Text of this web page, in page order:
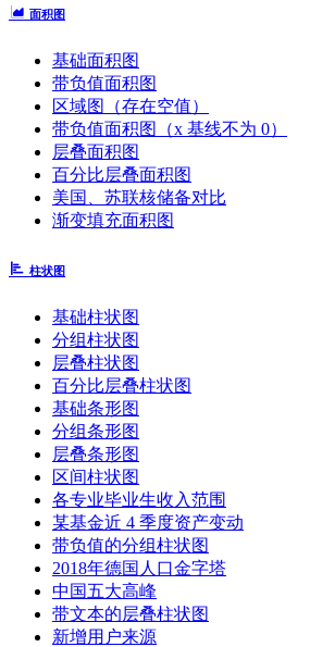
面积图
基础面积图
带负值面积图
区域图（存在空值）
带负值面积图（x 基线不为 0）
层叠面积图
百分比层叠面积图
美国、苏联核储备对比
渐变填充面积图
柱状图
基础柱状图
分组柱状图
层叠柱状图
百分比层叠柱状图
基础条形图
分组条形图
层叠条形图
区间柱状图
各专业毕业生收入范围
某基金近 4 季度资产变动
带负值的分组柱状图
2018年德国人口金字塔
中国五大高峰
带文本的层叠柱状图
新增用户来源